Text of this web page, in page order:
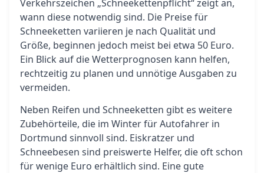
Verkehrszeichen „Schneekettenpflicht“ zeigt an,
wann diese notwendig sind. Die Preise für
Schneeketten variieren je nach Qualität und
Größe, beginnen jedoch meist bei etwa 50 Euro.
Ein Blick auf die Wetterprognosen kann helfen,
rechtzeitig zu planen und unnötige Ausgaben zu
vermeiden.
Neben Reifen und Schneeketten gibt es weitere
Zubehörteile, die im Winter für Autofahrer in
Dortmund sinnvoll sind. Eiskratzer und
Schneebesen sind preiswerte Helfer, die oft schon
für wenige Euro erhältlich sind. Eine gute